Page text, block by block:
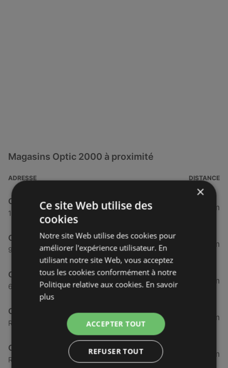
Magasins Optic 2000 à proximité
ADRESSE DISTANCE
Optic 2000
18 Rue Henri Provostic, 29830 Ploudalmézeau
33,6 km
Optic 2000
9 Rue Saint Yves, 29290 Saint-Renan
35,01 km
Optic 2000
62 Rue du Siam, 29200 Brest
45,46 km
Optic 2000
Rue du Verger, 29880 Plouguerneau
46,52 km
Optic 2000
Route de Gouesnou, 29200 Brest
46,57 km
×
Ce site Web utilise des
cookies
Notre site Web utilise des cookies pour
améliorer l'expérience utilisateur. En
utilisant notre site Web, vous acceptez
tous les cookies conformément à notre
Politique relative aux cookies. En savoir
plus
ACCEPTER TOUT
REFUSER TOUT